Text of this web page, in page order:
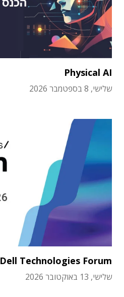
Physical AI
שלישי, 8 בספטמבר 2026
Dell Technologies Forum
שלישי, 13 באוקטובר 2026